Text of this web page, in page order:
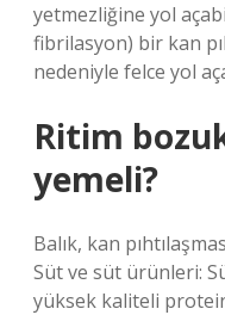
yetmezliğine yol
fibrilasyon) bir kan
nedeniyle felce yol
Ritim
yemeli?
Balık, kan
Süt ve süt ürünleri:
yüksek kaliteli